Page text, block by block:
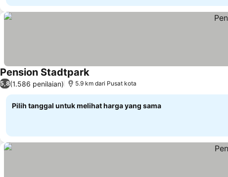
Pension StadtparkLihat harga
5,8(1.586 penilaian) 5.9 km dari Pusat kota
Pilih tanggal untuk melihat harga yang sama